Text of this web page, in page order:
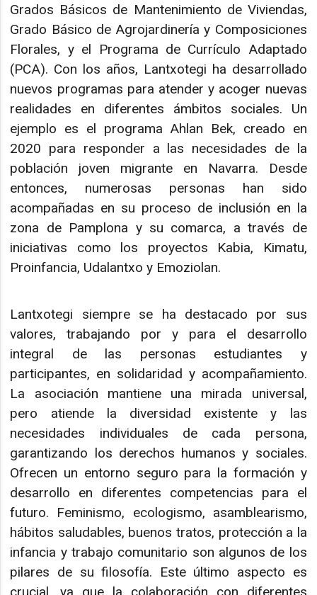
Grados Básicos de Mantenimiento de Viviendas,
Grado Básico de Agrojardinería y Composiciones
Florales, y el Programa de Currículo Adaptado
(PCA). Con los años, Lantxotegi ha desarrollado
nuevos programas para atender y acoger nuevas
realidades en diferentes ámbitos sociales. Un
ejemplo es el programa Ahlan Bek, creado en
2020 para responder a las necesidades de la
población joven migrante en Navarra. Desde
entonces, numerosas personas han sido
acompañadas en su proceso de inclusión en la
zona de Pamplona y su comarca, a través de
iniciativas como los proyectos Kabia, Kimatu,
Proinfancia, Udalantxo y Emoziolan.
Lantxotegi siempre se ha destacado por sus
valores, trabajando por y para el desarrollo
integral de las personas estudiantes y
participantes, en solidaridad y acompañamiento.
La asociación mantiene una mirada universal,
pero atiende la diversidad existente y las
necesidades individuales de cada persona,
garantizando los derechos humanos y sociales.
Ofrecen un entorno seguro para la formación y
desarrollo en diferentes competencias para el
futuro. Feminismo, ecologismo, asamblearismo,
hábitos saludables, buenos tratos, protección a la
infancia y trabajo comunitario son algunos de los
pilares de su filosofía. Este último aspecto es